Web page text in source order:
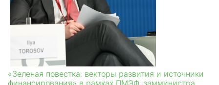
«Зеленая повестка: векторы развития и источники